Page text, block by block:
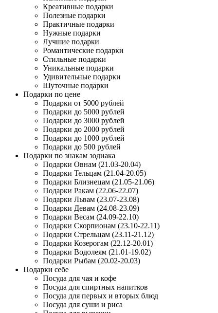
Креативные подарки
Полезные подарки
Практичные подарки
Нужные подарки
Лучшие подарки
Романтические подарки
Стильные подарки
Уникальные подарки
Удивительные подарки
Шуточные подарки
Подарки по цене
Подарки от 5000 рублей
Подарки до 5000 рублей
Подарки до 3000 рублей
Подарки до 2000 рублей
Подарки до 1000 рублей
Подарки до 500 рублей
Подарки по знакам зодиака
Подарки Овнам (21.03-20.04)
Подарки Тельцам (21.04-20.05)
Подарки Близнецам (21.05-21.06)
Подарки Ракам (22.06-22.07)
Подарки Львам (23.07-23.08)
Подарки Девам (24.08-23.09)
Подарки Весам (24.09-22.10)
Подарки Скорпионам (23.10-22.11)
Подарки Стрельцам (23.11-21.12)
Подарки Козерогам (22.12-20.01)
Подарки Водолеям (21.01-19.02)
Подарки Рыбам (20.02-20.03)
Подарки себе
Посуда для чая и кофе
Посуда для спиртных напитков
Посуда для первых и вторых блюд
Посуда для суши и риса